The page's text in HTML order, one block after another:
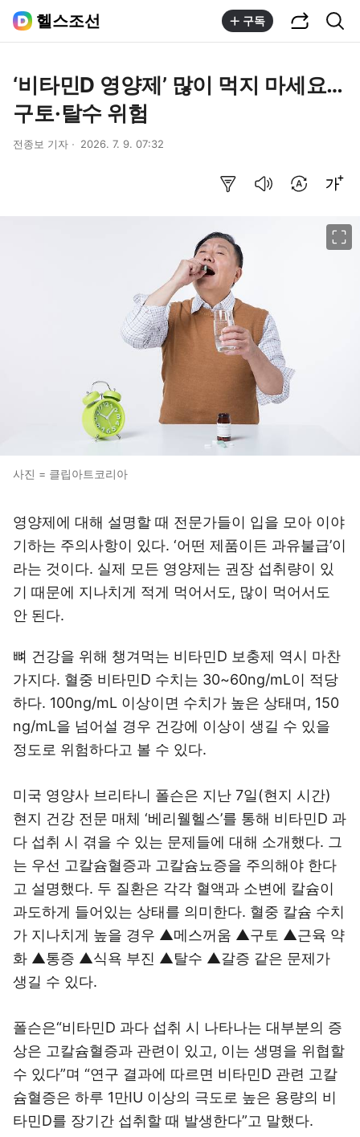
헬스조선 구독
‘비타민D 영양제’ 많이 먹지 마세요…
구토·탈수 위험
전종보 기자 2026. 7. 9. 07:32
사진 = 클립아트코리아
영양제에 대해 설명할 때 전문가들이 입을 모아 이야
기하는 주의사항이 있다. ‘어떤 제품이든 과유불급’이
라는 것이다. 실제 모든 영양제는 권장 섭취량이 있
기 때문에 지나치게 적게 먹어서도, 많이 먹어서도
안 된다.
뼈 건강을 위해 챙겨먹는 비타민D 보충제 역시 마찬
가지다. 혈중 비타민D 수치는 30~60ng/mL이 적당
하다. 100ng/mL 이상이면 수치가 높은 상태며, 150
ng/mL을 넘어설 경우 건강에 이상이 생길 수 있을
정도로 위험하다고 볼 수 있다.
미국 영양사 브리타니 폴슨은 지난 7일(현지 시간)
현지 건강 전문 매체 ‘베리웰헬스’를 통해 비타민D 과
다 섭취 시 겪을 수 있는 문제들에 대해 소개했다. 그
는 우선 고칼슘혈증과 고칼슘뇨증을 주의해야 한다
고 설명했다. 두 질환은 각각 혈액과 소변에 칼슘이
과도하게 들어있는 상태를 의미한다. 혈중 칼슘 수치
가 지나치게 높을 경우 ▲메스꺼움 ▲구토 ▲근육 약
화 ▲통증 ▲식욕 부진 ▲탈수 ▲갈증 같은 문제가
생길 수 있다.
폴슨은“비타민D 과다 섭취 시 나타나는 대부분의 증
상은 고칼슘혈증과 관련이 있고, 이는 생명을 위협할
수 있다”며 “연구 결과에 따르면 비타민D 관련 고칼
슘혈증은 하루 1만IU 이상의 극도로 높은 용량의 비
타민D를 장기간 섭취할 때 발생한다”고 말했다.